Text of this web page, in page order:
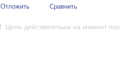
Отложить Сравнить
Цена действительна на момент